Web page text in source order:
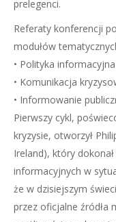
prelegenci.
Referaty konferencji
modułów
• Polityka
• Komunikacja
• Informowanie
Pierwszy cykl,
kryzysie, otworzył
Ireland), który
informacyjnych w
że w dzisiejszym
przez oficjalne źródła